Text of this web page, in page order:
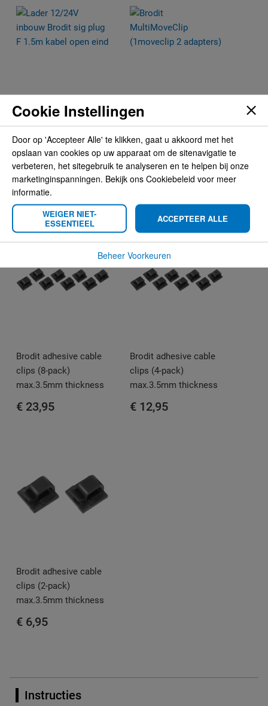
Lader 12/24V inbouw
Brodit sig plug F 1.5m
kabel open eind
€ 9,95
Brodit MultiMoveClip
(1moveclip 2 adapters)
€ 8,95
Brodit adhesive cable
clips (8-pack)
max.3.5mm thickness
€ 23,95
Brodit adhesive cable
clips (4-pack)
max.3.5mm thickness
€ 12,95
Brodit adhesive cable
clips (2-pack)
max.3.5mm thickness
€ 6,95
Instructies
Cookie Instellingen
Door op 'Accepteer Alle' te klikken, gaat u akkoord met het
opslaan van cookies op uw apparaat om de sitenavigatie te
verbeteren, het sitegebruik te analyseren en te helpen bij onze
marketinginspanningen. Bekijk ons Cookiebeleid voor meer
informatie.
WEIGER NIET-
ESSENTIEEL
ACCEPTEER ALLE
Beheer Voorkeuren